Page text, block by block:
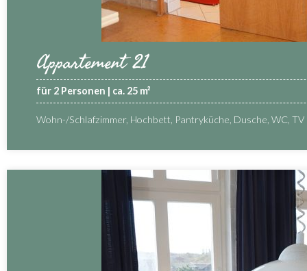
Appartement 21
für 2 Personen | ca. 25 m²
Wohn-/Schlafzimmer, Hochbett, Pantryküche, Dusche, WC, TV